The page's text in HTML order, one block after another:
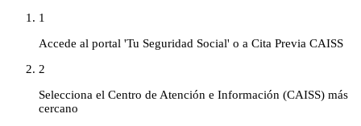
1
Accede al portal 'Tu Seguridad Social' o a Cita Previa CAISS
2
Selecciona el Centro de Atención e Información (CAISS) más
cercano